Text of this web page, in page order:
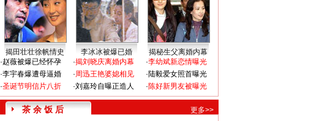
揭田壮壮徐帆情史 李冰冰被爆已婚
揭秘生父离婚内幕
·赵薇被爆已经怀孕
·李宇春爆遭母逼婚
·圣诞节明信片八折
·揭刘晓庆离婚内幕
·周迅王艳婆媳相见
·刘嘉玲自曝正造人
·李幼斌新恋情曝光
·陆毅爱女照首曝光
·陈好新男友被曝光
茶 余 饭 后
更多>>